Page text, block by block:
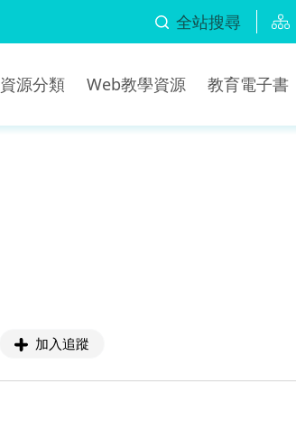
全站搜尋
資源分類 Web教學資源 教育電子書
加入追蹤